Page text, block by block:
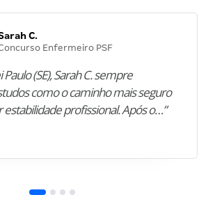
C.
Enfermeiro PSF
(SE), Sarah C. sempre
como o caminho mais seguro
profissional. Após o…”